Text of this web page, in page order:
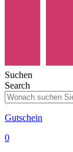
Suchen
Search
Gutschein
0